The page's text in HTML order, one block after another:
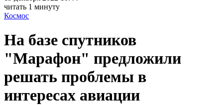
читать 1 минуту
Космос
На базе спутников
"Марафон" предложили
решать проблемы в
интересах авиации